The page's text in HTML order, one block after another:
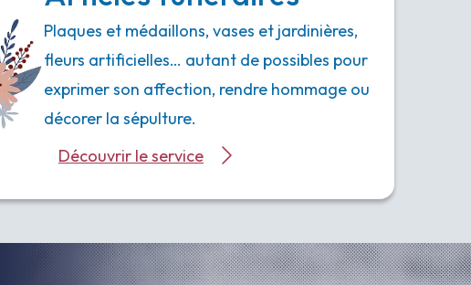
Plaques et médaillons, vases et jardinières,
fleurs artificielles… autant de possibles pour
exprimer son affection, rendre hommage ou
décorer la sépulture.
Découvrir le service